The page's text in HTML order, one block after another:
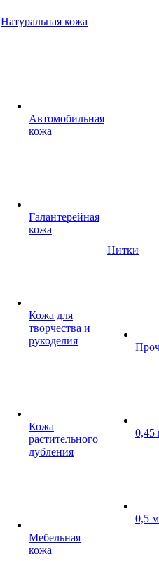
Натуральная кожа
Автомобильная
кожа
Галантерейная
кожа
Кожа для
творчества и
рукоделия
Кожа
растительного
дубления
Мебельная
кожа
Нитки
0,45
0,5